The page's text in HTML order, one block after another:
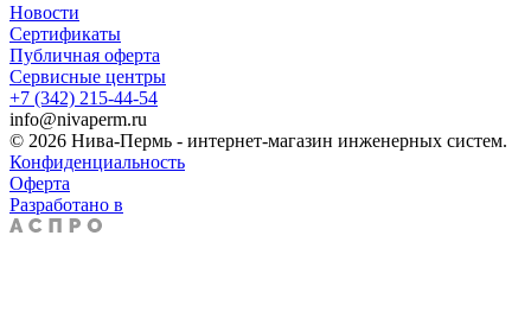
Новости
Сертификаты
Публичная оферта
Сервисные центры
+7 (342) 215-44-54
info@nivaperm.ru
© 2026 Нива-Пермь - интернет-магазин инженерных систем.
Конфиденциальность
Оферта
Разработано в